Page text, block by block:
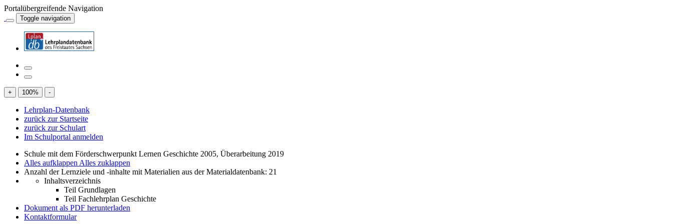
Portalübergreifende Navigation
Toggle navigation
+ 100% -
Lehrplan-Datenbank
zurück zur Startseite
zurück zur Schulart
Im Schulportal anmelden
Schule mit dem Förderschwerpunkt Lernen Geschichte 2005, Überarbeitung 2019
Alles aufklappen Alles zuklappen
Anzahl der Lernziele und -inhalte mit Materialien aus der Materialdatenbank: 21
Inhaltsverzeichnis
Teil Grundlagen
Teil Fachlehrplan Geschichte
Dokument als PDF herunterladen
Kontaktformular